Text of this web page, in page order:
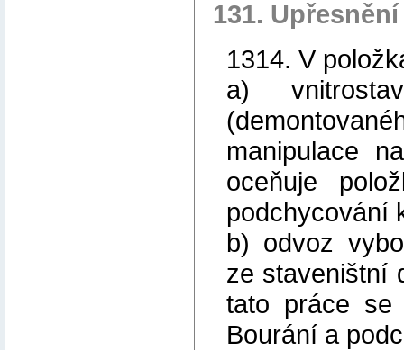
131.
1314. V
a)
manipulace
oceňuje
podchycování
b) odvoz
ze staveništní
tato práce se
Bourání a